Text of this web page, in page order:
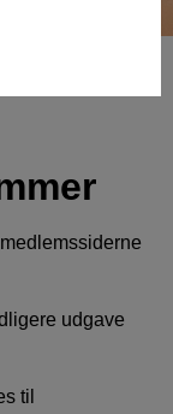
udgave
til